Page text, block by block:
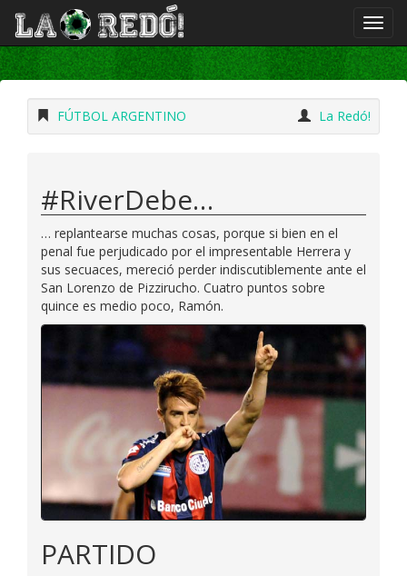
FÚTBOL ARGENTINO La Redó!
#RiverDebe…
… replantearse muchas cosas, porque si bien en el
penal fue perjudicado por el impresentable Herrera y
sus secuaces, mereció perder indiscutiblemente ante el
San Lorenzo de Pizzirucho. Cuatro puntos sobre
quince es medio poco, Ramón.
PARTIDO